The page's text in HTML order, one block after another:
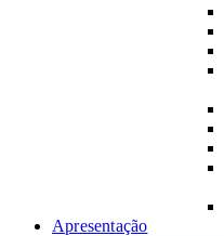
Apresentação